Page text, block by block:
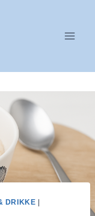
DRIKKE